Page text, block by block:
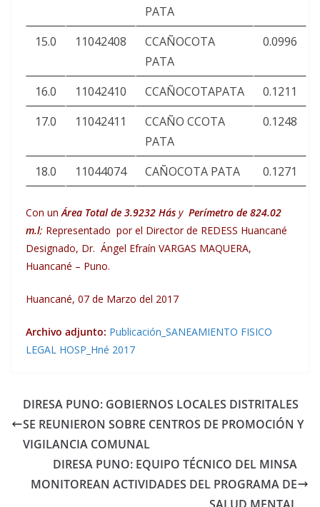
PATA
15.0 11042408
CCAÑOCOTA
PATA
0.0996
16.0 11042410 CCAÑOCOTAPATA
0.1211
17.0
11042411
CCAÑO CCOTA
PATA
0.1248
18.0 11044074 CAÑOCOTA PATA 0.1271
Con unÁrea Total de 3.9232 Hás y Perímetro de 824.02
m.l; Representado por el Director de REDESS Huancané
Designado, Dr. Ángel Efraín VARGAS MAQUERA,
Huancané – Puno.
Huancané, 07 de Marzo del 2017
Archivo adjunto: Publicación_SANEAMIENTO FISICO
LEGAL HOSP_Hné 2017
DIRESA PUNO: GOBIERNOS LOCALES DISTRITALES
SE REUNIERON SOBRE CENTROS DE PROMOCIÓN Y
VIGILANCIA COMUNAL
DIRESA PUNO: EQUIPO TÉCNICO DEL MINSA
MONITOREAN ACTIVIDADES DEL PROGRAMA DE